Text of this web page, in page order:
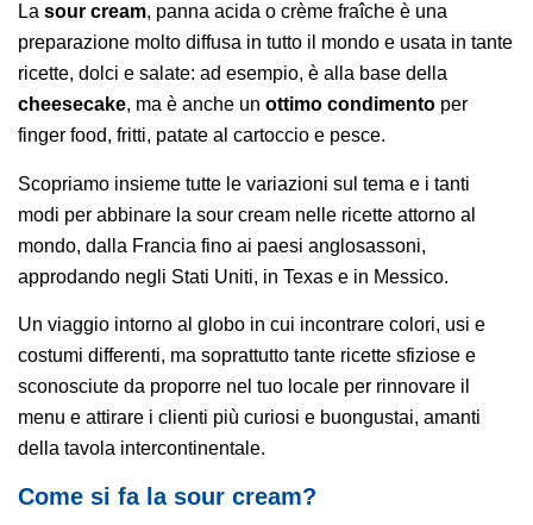
La sour cream, panna acida o crème fraîche è una
preparazione molto diffusa in tutto il mondo e usata in tante
ricette, dolci e salate: ad esempio, è alla base della
cheesecake, ma è anche un ottimo condimento per
finger food, fritti, patate al cartoccio e pesce.
Scopriamo insieme tutte le variazioni sul tema e i tanti
modi per abbinare la sour cream nelle ricette attorno al
mondo, dalla Francia fino ai paesi anglosassoni,
approdando negli Stati Uniti, in Texas e in Messico.
Un viaggio intorno al globo in cui incontrare colori, usi e
costumi differenti, ma soprattutto tante ricette sfiziose e
sconosciute da proporre nel tuo locale per rinnovare il
menu e attirare i clienti più curiosi e buongustai, amanti
della tavola intercontinentale.
Come si fa la sour cream?